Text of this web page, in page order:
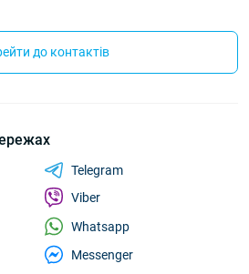
до контактів
Telegram
Viber
Whatsapp
Messenger